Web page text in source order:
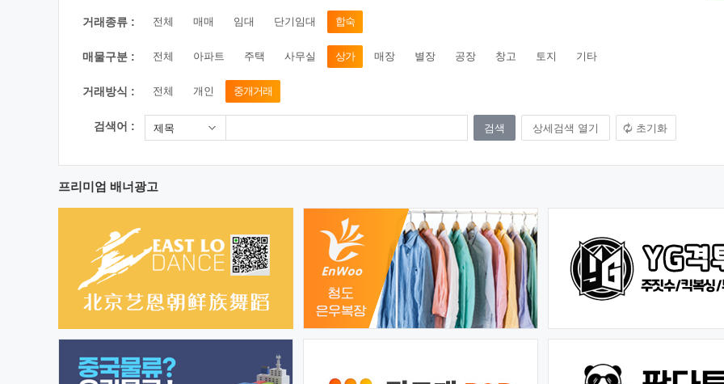
거래종류 : 전체 매매 임대 단기임대 합숙
매물구분 : 전체 아파트 주택 사무실 상가 매장 별장 공장 창고 토지 기타
거래방식 : 전체 개인 중개거래
검색어 : 제목 상세검색 열기 초기화
프리미엄 배너광고